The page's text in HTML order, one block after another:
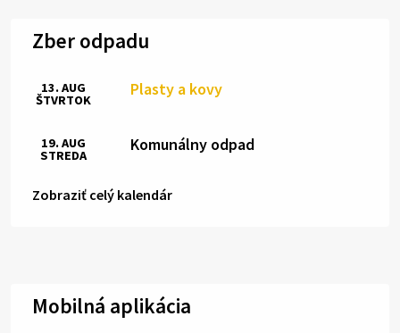
Zber odpadu
Plasty a kovy
13. AUG
ŠTVRTOK
Komunálny odpad
19. AUG
STREDA
Zobraziť celý kalendár
Mobilná aplikácia